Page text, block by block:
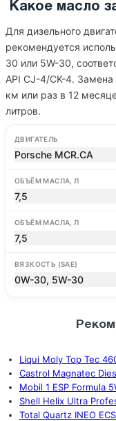
Какое масло
Для дизельного
рекомендуется
30 или 5W-30,
API CJ-4/CK-4.
км или раз в 12
литров.
ДВИГАТЕЛЬ
Porsche MCR.CA
ОБЪЁМ МАСЛА, Л
7,5
ОБЪЁМ МАСЛА, Л
7,5
ВЯЗКОСТЬ (SAE)
0W-30, 5W-30
Liqui Moly Top Tec
Castrol Magnatec
Mobil 1 ESP Formula
Shell Helix Ultra
Total Quartz INEO